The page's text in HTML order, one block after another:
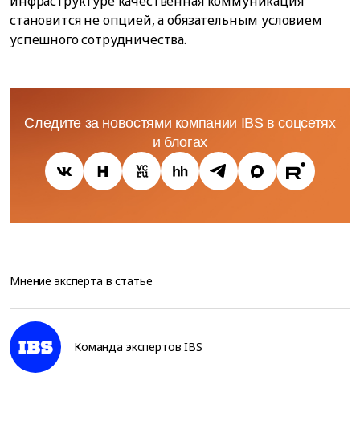
становится не опцией, а обязательным условием
успешного сотрудничества.
Следите за новостями компании IBS в соцсетях
и блогах
Мнение эксперта в статье
Команда экспертов IBS